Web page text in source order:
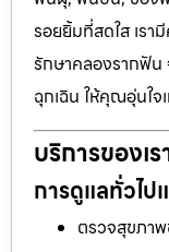
รอยยิ้มที่สดใส เร
รักษาคลองรากฟัน
ฉุกเฉิน ให้คุณอุ่นใ
บริการของเร
การดูแลทั่วไป
ตรวจสุขภา